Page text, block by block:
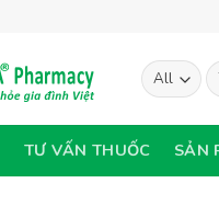
TƯ VẤN THUỐC SẢN